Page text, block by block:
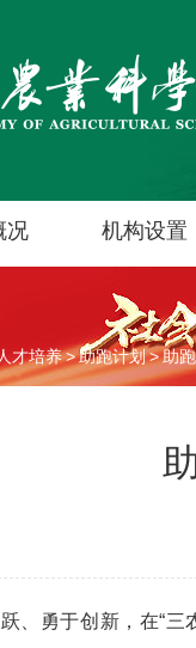
况 机构设置
人才培养>助跑计划>助
、勇于创新，在“三